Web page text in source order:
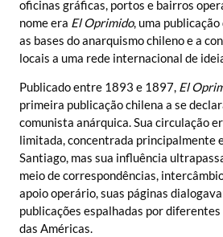
oficinas gráficas, portos e bairros
nome era El Oprimido, uma
as bases do anarquismo chileno e a
locais a uma rede internacional de
Publicado entre 1893 e 1897, El
primeira publicação chilena a se
comunista anárquica. Sua circulação
limitada, concentrada principalmente
Santiago, mas sua influência
meio de correspondências,
apoio operário, suas páginas
publicações espalhadas por
das Américas.